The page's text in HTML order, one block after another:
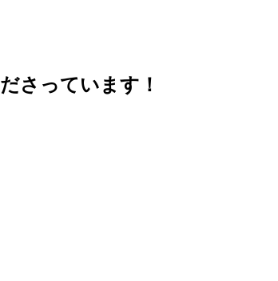
さっています！